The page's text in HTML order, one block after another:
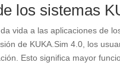
los sistemas
vida a las aplicaciones de
de KUKA.Sim 4.0, los
Esto significa mayor